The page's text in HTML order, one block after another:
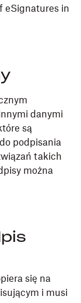
eSignatures in
danymi
są
podpisania
takich
można
się na
i musi